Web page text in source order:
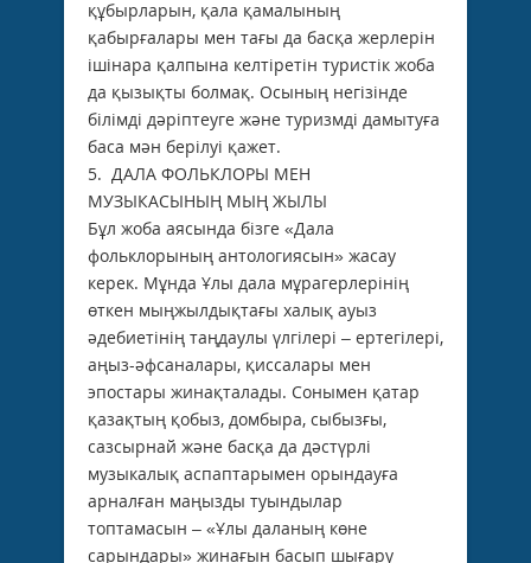
құбырларын, қала қамалының
қабырғалары мен тағы да басқа жерлерін
ішінара қалпына келтіретін туристік жоба
да қызықты болмақ. Осының негізінде
білімді дәріптеуге және туризмді дамытуға
баса мән берілуі қажет.
5. ДАЛА ФОЛЬКЛОРЫ МЕН
МУЗЫКАСЫНЫҢ МЫҢ ЖЫЛЫ
Бұл жоба аясында бізге «Дала
фольклорының антологиясын» жасау
керек. Мұнда Ұлы дала мұрагерлерінің
өткен мыңжылдықтағы халық ауыз
әдебиетінің таңдаулы үлгілері – ертегілері,
аңыз-әфсаналары, қиссалары мен
эпостары жинақталады. Сонымен қатар
қазақтың қобыз, домбыра, сыбызғы,
сазсырнай және басқа да дәстүрлі
музыкалық аспаптарымен орындауға
арналған маңызды туындылар
топтамасын – «Ұлы даланың көне
сарындары» жинағын басып шығару